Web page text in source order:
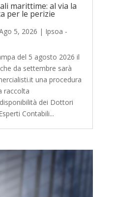
marittime: al via la
per le perizie
5, 2026 | Ipsoa -
del 5 agosto 2026 il
da settembre sarà
una procedura
raccolta
dei Dottori
Contabili...